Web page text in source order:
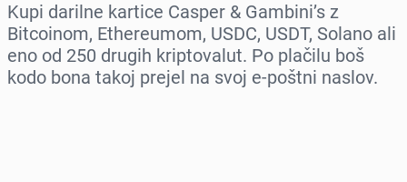
Kupi darilne kartice Casper & Gambini’s z
Bitcoinom, Ethereumom, USDC, USDT, Solano ali
eno od 250 drugih kriptovalut. Po plačilu boš
kodo bona takoj prejel na svoj e-poštni naslov.